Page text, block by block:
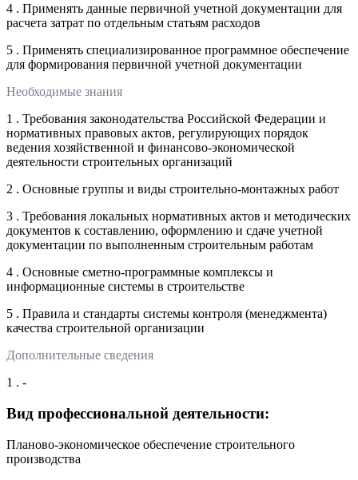
4 . Применять данные первичной учетной документации для
расчета затрат по отдельным статьям расходов
5 . Применять специализированное программное обеспечение
для формирования первичной учетной документации
Необходимые знания
1 . Требования законодательства Российской Федерации и
нормативных правовых актов, регулирующих порядок
ведения хозяйственной и финансово-экономической
деятельности строительных организаций
2 . Основные группы и виды строительно-монтажных работ
3 . Требования локальных нормативных актов и методических
документов к составлению, оформлению и сдаче учетной
документации по выполненным строительным работам
4 . Основные сметно-программные комплексы и
информационные системы в строительстве
5 . Правила и стандарты системы контроля (менеджмента)
качества строительной организации
Дополнительные сведения
1 . -
Вид профессиональной деятельности:
Планово-экономическое обеспечение строительного
производства